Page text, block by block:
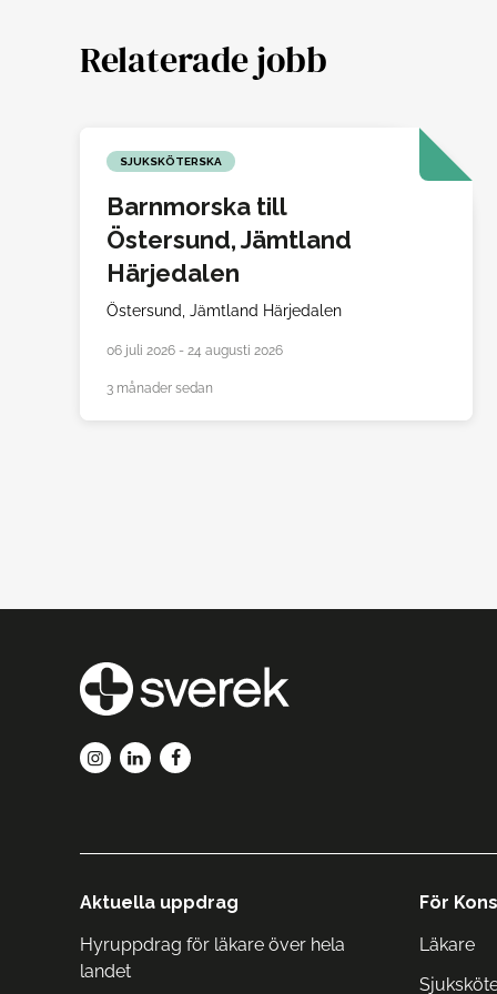
Relaterade jobb
SJUKSKÖTERSKA
Barnmorska till
Östersund, Jämtland
Härjedalen
Östersund, Jämtland Härjedalen
06 juli 2026 - 24 augusti 2026
3 månader sedan
Aktuella uppdrag
Hyruppdrag för läkare över hela
landet
För
Läkare